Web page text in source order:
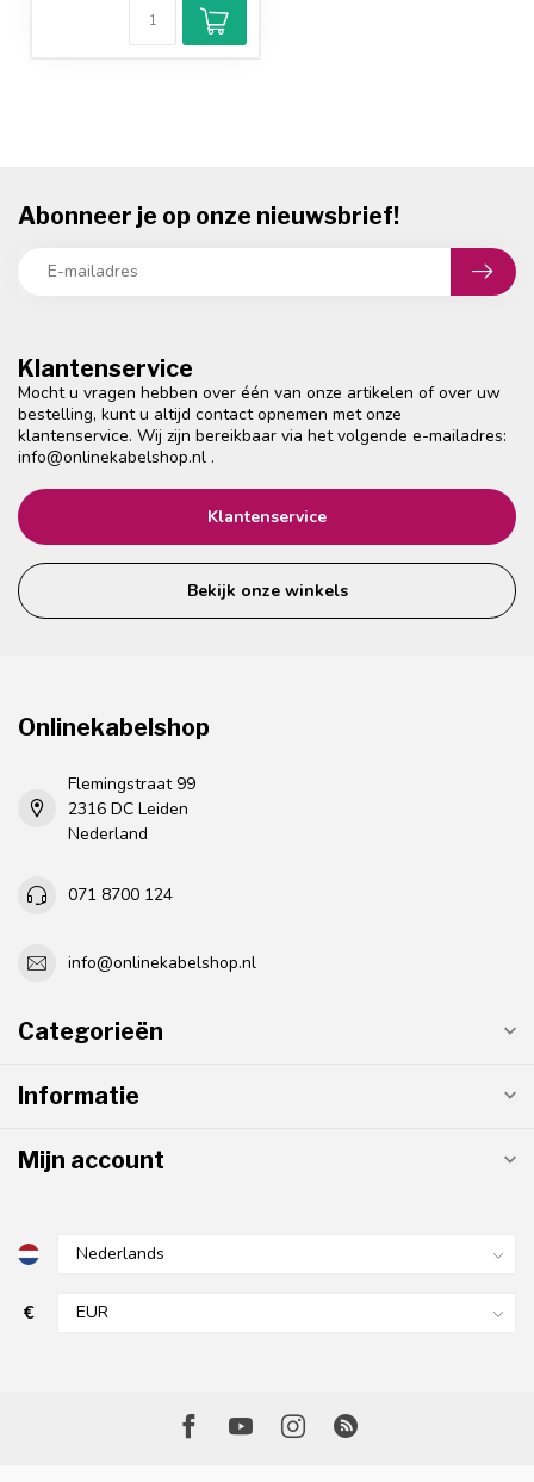
Klantenservice
Mocht u vragen hebben over één van onze artikelen of over uw
bestelling, kunt u altijd contact opnemen met onze
klantenservice. Wij zijn bereikbaar via het volgende e-mailadres:
info@onlinekabelshop.nl .
Klantenservice
Bekijk onze winkels
Abonneer je op onze nieuwsbrief!
Onlinekabelshop
Flemingstraat 99
2316 DC Leiden
Nederland
071 8700 124
info@onlinekabelshop.nl
Categorieën
Informatie
Mijn account
€